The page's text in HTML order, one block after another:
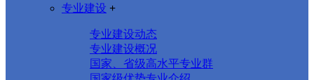
专业建设 +
专业建设动态
专业建设概况
国家、省级高水平专业群